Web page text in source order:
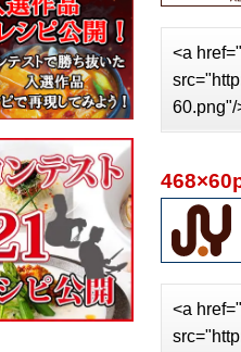
<a
60.png"/
<a